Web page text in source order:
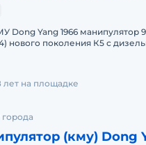
Dong Yang 1966 манипулятор
нового поколения К5 с
лет на площадке
(кму) Dong